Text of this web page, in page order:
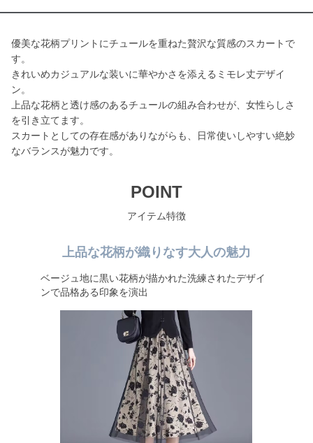
優美な花柄プリントにチュールを重ねた贅沢な質感のスカートで
す。
きれいめカジュアルな装いに華やかさを添えるミモレ丈デザイ
ン。
上品な花柄と透け感のあるチュールの組み合わせが、女性らしさ
を引き立てます。
スカートとしての存在感がありながらも、日常使いしやすい絶妙
なバランスが魅力です。
POINT
アイテム特徴
上品な花柄が織りなす大人の魅力
ベージュ地に黒い花柄が描かれた洗練されたデザイ
ンで品格ある印象を演出